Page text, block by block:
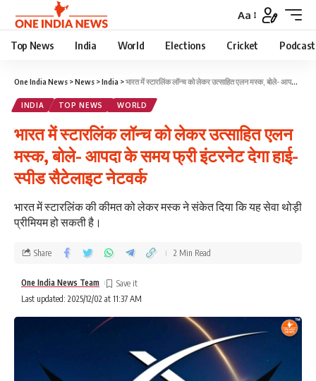
Aa
Top News India World Elections Cricket Podcast
One India News >News >India >भारत में स्टारलिंक लॉन्च को लेकर उत्साहित एलन मस्क, बोले- आपदा के समय फ्री इंटरनेट देगा हाई-स्पीड सैटेलाइट नेटवर्क
INDIA TOP NEWS WORLD
भारत में स्टारलिंक लॉन्च को लेकर उत्साहित एलन
मस्क, बोले- आपदा के समय फ्री इंटरनेट देगा हाई-
स्पीड सैटेलाइट नेटवर्क
भारत में स्टारलिंक की कीमत को लेकर मस्क ने संकेत दिया कि यह सेवा थोड़ी
प्रीमियम हो सकती है।
Last updated: 2025/12/02 at 11:37 AM
One India News Team
Share 2 Min Read